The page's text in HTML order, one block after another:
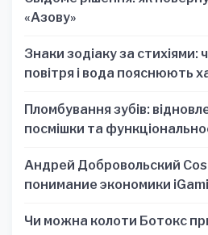
«Азову»
Знаки зодіаку за стихіями:
повітря і вода пояснюють
Пломбування зубів:
посмішки та
Андрей Добровольский
понимание экономики
Чи можна колоти Ботокс